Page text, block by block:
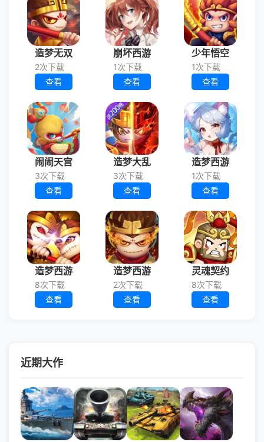
造梦无双
2次下载
查看
崩坏西游
1次下载
查看
少年悟空
1次下载
查看
闹闹天宫
3次下载
查看
造梦大乱
3次下载
查看
造梦西游
1次下载
查看
造梦西游
8次下载
查看
造梦西游
2次下载
查看
灵魂契约
8次下载
查看
近期大作